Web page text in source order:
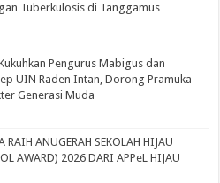
Tuberkulosis di Tanggamus
Pengurus Mabigus dan
UIN Raden Intan, Dorong Pramuka
Generasi Muda
RAIH ANUGERAH SEKOLAH HIJAU
AWARD) 2026 DARI APPeL HIJAU